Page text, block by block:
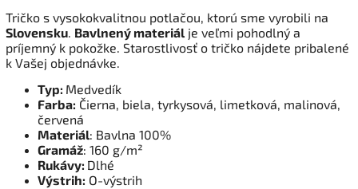
Tričko s vysokokvalitnou potlačou, ktorú sme vyrobili na
Slovensku. Bavlnený materiál je veľmi pohodlný a
príjemný k pokožke. Starostlivosť o tričko nájdete pribalené
k Vašej objednávke.
Typ: Medvedík
Farba: Čierna, biela, tyrkysová, limetková, malinová,
červená
Materiál: Bavlna 100%
Gramáž: 160 g/m²
Rukávy: Dlhé
Výstrih: O-výstrih